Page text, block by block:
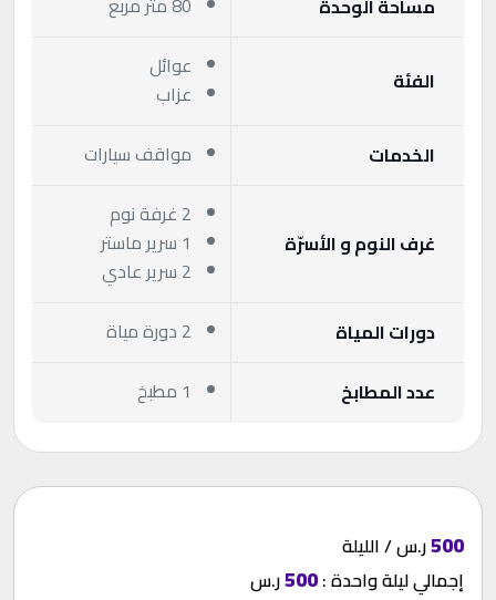
مساحة الوحدة
الفئة
عوائل
عزاب
الخدمات
مواقف سيارات
غرف النوم و الأسرّة
2 غرفة نوم
1 سرير ماستر
2 سرير عادي
دورات المياة
2 دورة مياة
عدد المطابخ
1 مطبخ
500ر.س / الليلة
إجماليليلة واحدة:
500ر.س